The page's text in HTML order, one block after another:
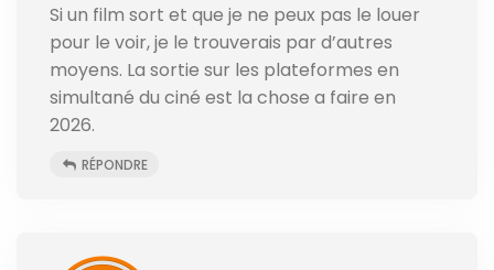
Si un film sort et que je ne peux pas le louer
pour le voir, je le trouverais par d’autres
moyens. La sortie sur les plateformes en
simultané du ciné est la chose a faire en
2026.
RÉPONDRE